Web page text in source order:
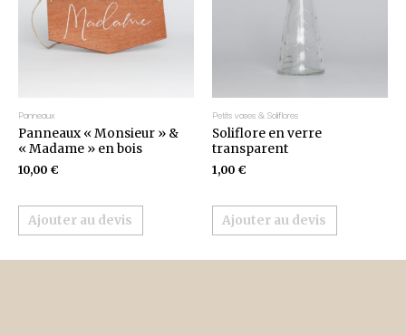
Panneaux
Panneaux « Monsieur » &
« Madame » en bois
10,00 €
Ajouter au devis
Petits vases & Soliflores
Soliflore en verre
transparent
1,00 €
Ajouter au devis